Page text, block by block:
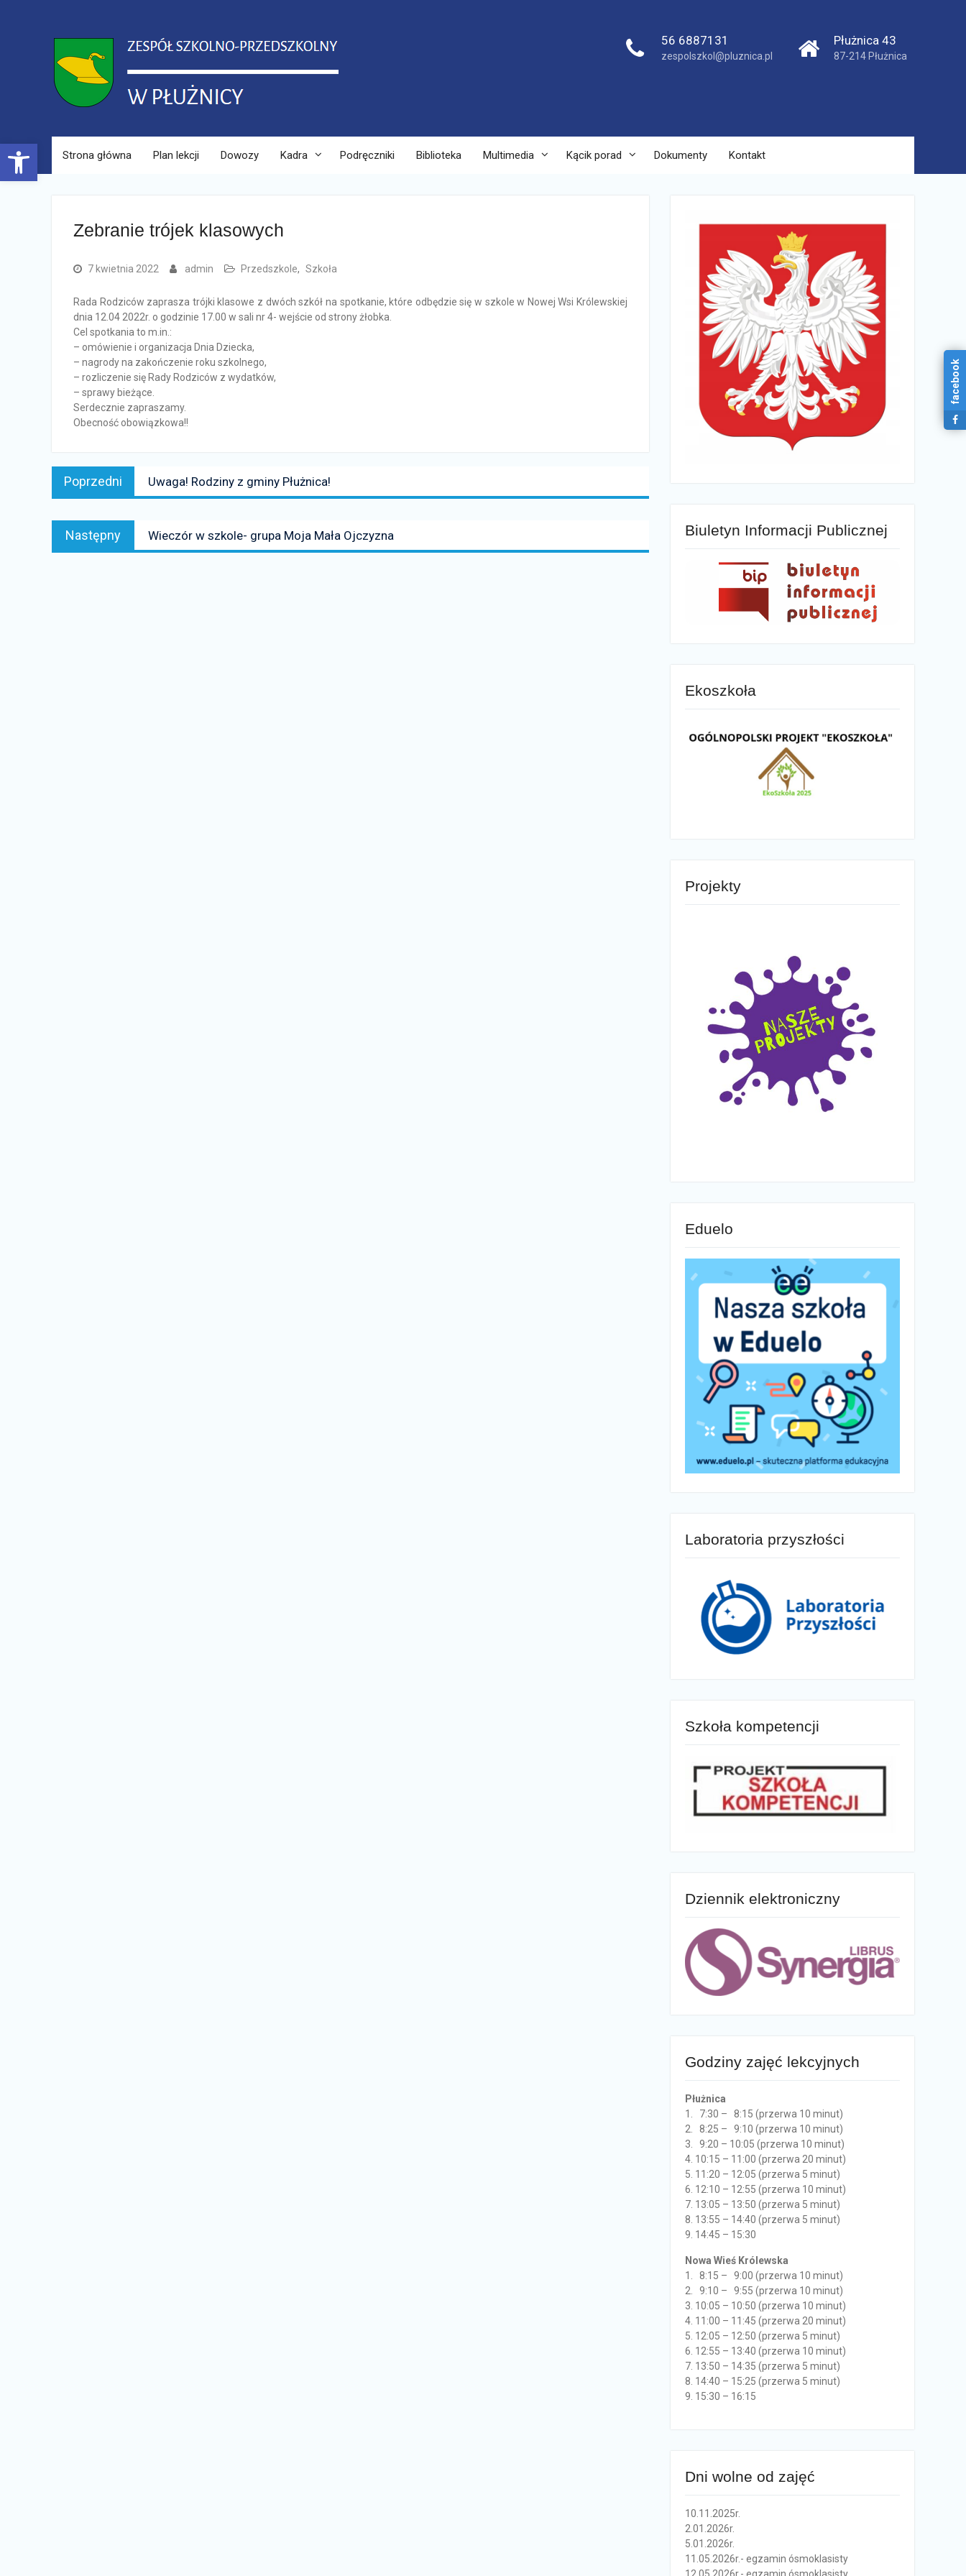
Open toolbar
56 6887131
zespolszkol@pluznica.pl
Płużnica 43
87-214 Płużnica
Strona główna Plan lekcji Dowozy Kadra Podręczniki Biblioteka Multimedia Kącik porad Dokumenty Kontakt
Zebranie trójek klasowych
7 kwietnia 2022 admin Przedszkole, Szkoła
Rada Rodziców zaprasza trójki klasowe z dwóch szkół na spotkanie, które odbędzie się w szkole w Nowej Wsi Królewskiej
dnia 12.04 2022r. o godzinie 17.00 w sali nr 4- wejście od strony żłobka.
Cel spotkania to m.in.:
– omówienie i organizacja Dnia Dziecka,
– nagrody na zakończenie roku szkolnego,
– rozliczenie się Rady Rodziców z wydatków,
– sprawy bieżące.
Serdecznie zapraszamy.
Obecność obowiązkowa!!
Nawigacja
wpisu
Poprzedni
news:
Uwaga! Rodziny z gminy Płużnica!
Następny
news:
Wieczór w szkole- grupa Moja Mała Ojczyzna Biuletyn Informacji Publicznej
Ekoszkoła
Projekty
Eduelo
Laboratoria przyszłości
Szkoła kompetencji
Dziennik elektroniczny
Godziny zajęć lekcyjnych
Płużnica
1. 7:30 – 8:15 (przerwa 10 minut)
2. 8:25 – 9:10 (przerwa 10 minut)
3. 9:20 – 10:05 (przerwa 10 minut)
4. 10:15 – 11:00 (przerwa 20 minut)
5. 11:20 – 12:05 (przerwa 5 minut)
6. 12:10 – 12:55 (przerwa 10 minut)
7. 13:05 – 13:50 (przerwa 5 minut)
8. 13:55 – 14:40 (przerwa 5 minut)
9. 14:45 – 15:30
Nowa Wieś Królewska
1. 8:15 – 9:00 (przerwa 10 minut)
2. 9:10 – 9:55 (przerwa 10 minut)
3. 10:05 – 10:50 (przerwa 10 minut)
4. 11:00 – 11:45 (przerwa 20 minut)
5. 12:05 – 12:50 (przerwa 5 minut)
6. 12:55 – 13:40 (przerwa 10 minut)
7. 13:50 – 14:35 (przerwa 5 minut)
8. 14:40 – 15:25 (przerwa 5 minut)
9. 15:30 – 16:15
Dni wolne od zajęć
10.11.2025r.
2.01.2026r.
5.01.2026r.
11.05.2026r.- egzamin ósmoklasisty
facebook